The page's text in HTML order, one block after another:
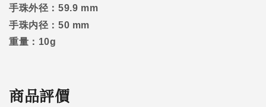
手珠外径： 59.9 mm
手珠内径： 50 mm
重量： 10g
商品評價